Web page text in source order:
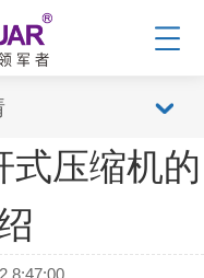
式压缩机的
8:47:00